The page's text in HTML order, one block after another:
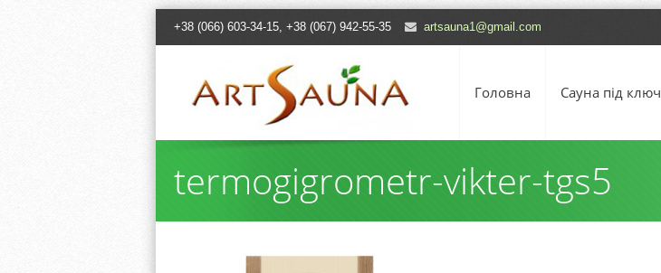
+38 (066) 603-34-15, +38 (067) 942-55-35 artsauna1@gmail.com
Головна Сауна під ключ
termogigrometr-vikter-tgs5